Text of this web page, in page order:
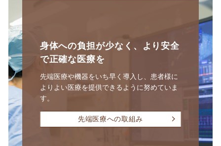
身体への負担が少なく、
より安全
で正確な医療を
先端医療や機器をいち早く導入し、患者様に
よりよい医療を提供できるように努めていま
す。
先端医療への取組み